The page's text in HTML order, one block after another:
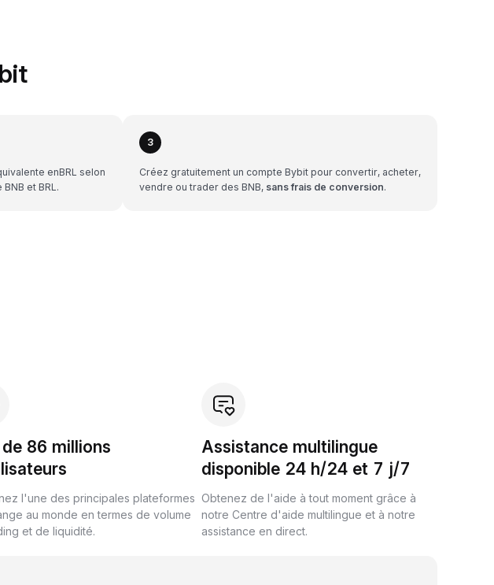
enBRL selon
et BRL.
3
Créez gratuitement un compte Bybit pour convertir, acheter,
vendre ou trader des BNB, sans frais de conversion.
de 86 millions
l'une des principales plateformes
au monde en termes de volume
et de liquidité.
Assistance multilingue
disponible 24 h/24 et 7 j/7
Obtenez de l'aide à tout moment grâce à
notre Centre d'aide multilingue et à notre
assistance en direct.